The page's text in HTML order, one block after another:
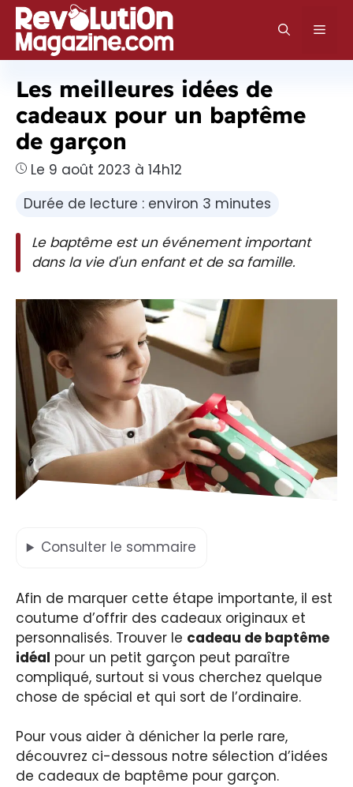
Aller
au
contenu
Les meilleures idées de
cadeaux pour un baptême
de garçon
Le 9 août 2023 à 14h12
Durée de lecture : environ 3 minutes
Le baptême est un événement important
dans la vie d'un enfant et de sa famille.
Consulter le sommaire
Afin de marquer cette étape importante, il est
coutume d’offrir des cadeaux originaux et
personnalisés. Trouver le cadeau de baptême
idéal pour un petit garçon peut paraître
compliqué, surtout si vous cherchez quelque
chose de spécial et qui sort de l’ordinaire.
Pour vous aider à dénicher la perle rare,
découvrez ci-dessous notre sélection d’idées
de cadeaux de baptême pour garçon.